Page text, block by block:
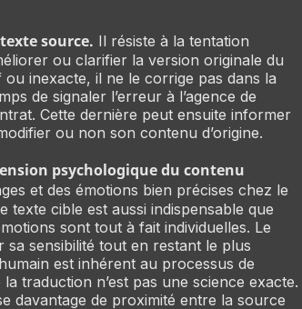
source. Il résiste à la tentation
ou clarifier la version originale du
inexacte, il ne le corrige pas dans la
de signaler l’erreur à l’agence de
Cette dernière peut ensuite informer
ou non son contenu d’origine.
psychologique du contenu
et des émotions bien précises chez le
texte cible est aussi indispensable que
sont tout à fait individuelles. Le
sa sensibilité tout en restant le plus
est inhérent au processus de
traduction n’est pas une science exacte.
davantage de proximité entre la source